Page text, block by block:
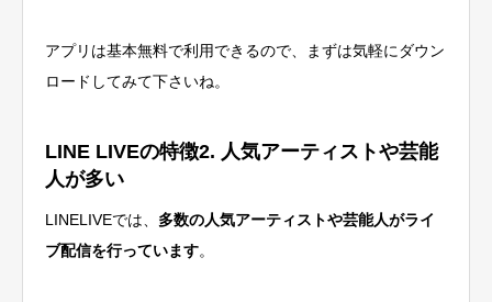
アプリは基本無料で利用できるので、まずは気軽にダウン
ロードしてみて下さいね。
LINE LIVEの特徴2. 人気アーティストや芸能
人が多い
LINELIVEでは、 多数の人気アーティストや芸能人がライ
ブ配信を行っています。